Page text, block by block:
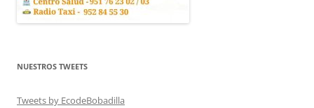
NUESTROS TWEETS
Tweets by EcodeBobadilla